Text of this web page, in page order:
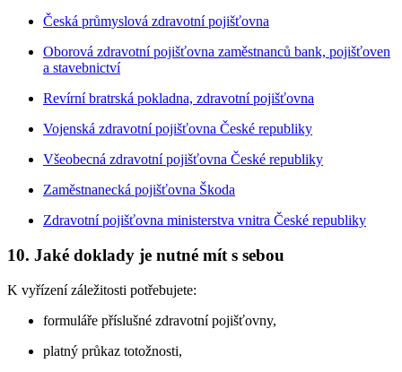
Česká průmyslová zdravotní pojišťovna
Oborová zdravotní pojišťovna zaměstnanců bank, pojišťoven
a stavebnictví
Revírní bratrská pokladna, zdravotní pojišťovna
Vojenská zdravotní pojišťovna České republiky
Všeobecná zdravotní pojišťovna České republiky
Zaměstnanecká pojišťovna Škoda
Zdravotní pojišťovna ministerstva vnitra České republiky
10. Jaké doklady je nutné mít s sebou
K vyřízení záležitosti potřebujete:
formuláře příslušné zdravotní pojišťovny,
platný průkaz totožnosti,